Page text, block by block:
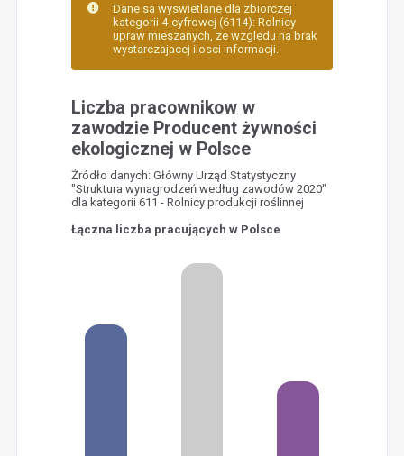
Dane sa wyswietlane dla zbiorczej
kategorii 4-cyfrowej (6114): Rolnicy
upraw mieszanych, ze wzgledu na brak
wystarczajacej ilosci informacji.
Liczba pracownikow w
zawodzie Producent żywności
ekologicznej w Polsce
Źródło danych: Główny Urząd Statystyczny
"Struktura wynagrodzeń według zawodów 2020"
dla kategorii 611 - Rolnicy produkcji roślinnej
Łączna liczba pracujących w Polsce